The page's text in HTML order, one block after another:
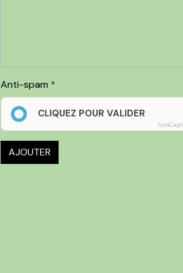
Anti-spam
CLIQUEZ POUR VALIDER
AJOUTER